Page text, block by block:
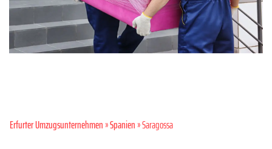
Erfurter Umzugsunternehmen»Spanien» Saragossa